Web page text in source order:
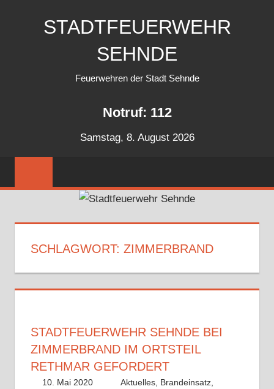
STADTFEUERWEHR
SEHNDE
Feuerwehren der Stadt Sehnde
Notruf: 112
Samstag, 8. August 2026
SCHLAGWORT: ZIMMERBRAND
STADTFEUERWEHR SEHNDE BEI
ZIMMERBRAND IM ORTSTEIL
RETHMAR GEFORDERT
10. Mai 2020 Alex Meyer
Aktuelles, Brandeinsatz,